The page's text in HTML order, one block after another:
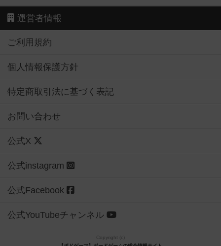
運営者情報
ご利用規約
個人情報保護方針
特定商取引法に基づく表記
お問い合わせ
公式X
公式instagram
公式Facebook
公式YouTubeチャンネル
Copyright (c)